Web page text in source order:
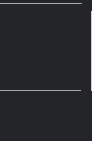
পেলেন কবি